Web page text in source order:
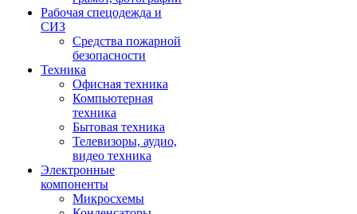
Рабочая спецодежда и
СИЗ
Средства пожарной
безопасности
Техника
Офисная техника
Компьютерная
техника
Бытовая техника
Телевизоры, аудио,
видео техника
Электронные
компоненты
Микросхемы